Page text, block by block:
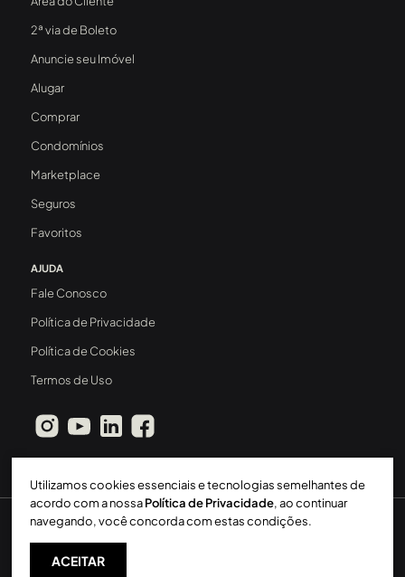
2ª via de Boleto
Anuncie seu Imóvel
Alugar
Comprar
Condomínios
Marketplace
Seguros
Favoritos
AJUDA
Fale Conosco
Política de Privacidade
Política de Cookies
Termos de Uso
Sperinde Gestão Imobiliária LTDA - CRECI: 411J - 2026 ©
Todos os direitos reservados
Utilizamos cookies essenciais e tecnologias semelhantes de
acordo com a nossaPolítica de Privacidade, ao continuar
navegando, você concorda com estas condições.
ACEITAR